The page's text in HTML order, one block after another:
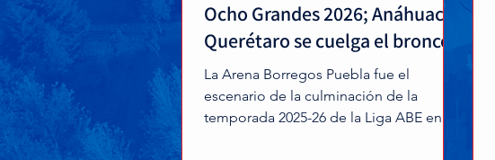
Ocho Grandes 2026; Anáhuac
Querétaro se cuelga el bronce
La Arena Borregos Puebla fue el
escenario de la culminación de la
temporada 2025-26 de la Liga ABE en su